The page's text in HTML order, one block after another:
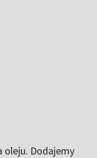
oleju. Dodajemy